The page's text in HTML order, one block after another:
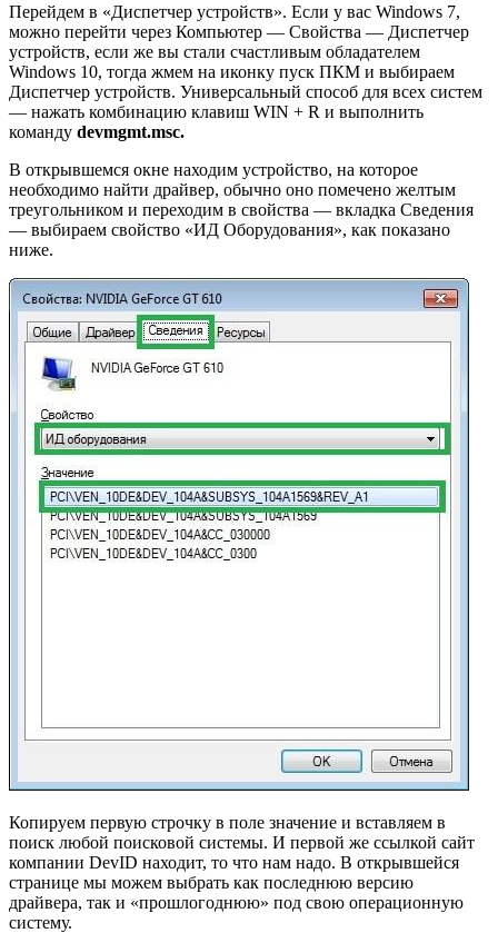
Перейдем в «Диспетчер устройств». Если у вас Windows 7,
можно перейти через Компьютер — Свойства — Диспетчер
устройств, если же вы стали счастливым обладателем
Windows 10, тогда жмем на иконку пуск ПКМ и выбираем
Диспетчер устройств. Универсальный способ для всех систем
— нажать комбинацию клавиш WIN + R и выполнить
команду devmgmt.msc.
В открывшемся окне находим устройство, на которое
необходимо найти драйвер, обычно оно помечено желтым
треугольником и переходим в свойства — вкладка Сведения
— выбираем свойство «ИД Оборудования», как показано
ниже.
Копируем первую строчку в поле значение и вставляем в
поиск любой поисковой системы. И первой же ссылкой сайт
компании DevID находит, то что нам надо. В открывшейся
странице мы можем выбрать как последнюю версию
драйвера, так и «прошлогоднюю» под свою операционную
систему.